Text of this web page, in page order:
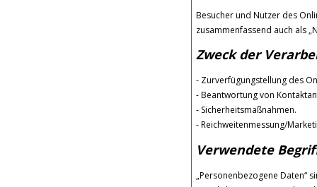
Besucher und Nutzer des
zusammenfassend auch als
Zweck der
- Zurverfügungstellung des
- Beantwortung von
- Sicherheitsmaßnahmen.
- Reichweitenmessung/
Verwendete
„Personenbezogene Daten“